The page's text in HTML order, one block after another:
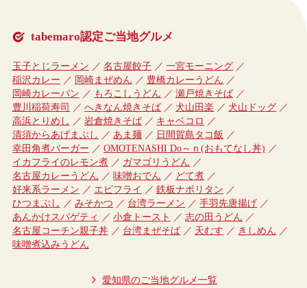
tabemaro認定ご当地グルメ
玉子とじラーメン 名古屋餃子
一宮モーニング
稲沢カレー
岡崎まぜめん
豊橋カレーうどん
岡崎カレーパン
もろこしうどん
瀬戸焼きそば
豊川稲荷寿司
へきなん焼きそば 犬山田楽
犬山ドッグ
高浜とりめし
岩倉焼きそば
キャベコロ
清須からあげまぶし
あま麺
日間賀島タコ飯
幸田角煮バーガー
OMOTENASHI Do～ｎ(おもてなし丼)
イカフライのレモン煮
ガマゴリうどん
名古屋カレーうどん
味噌おでん
どて煮
好来系ラーメン
エビフライ
鉄板ナポリタン
ひつまぶし
みそかつ 台湾ラーメン
手羽先唐揚げ
あんかけスパゲティ
小倉トースト
志の田うどん
名古屋コーチン親子丼
台湾まぜそば 天むす
きしめん
味噌煮込みうどん
愛知県のご当地グルメ一覧